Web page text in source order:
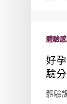
體驗
好
驗
體驗